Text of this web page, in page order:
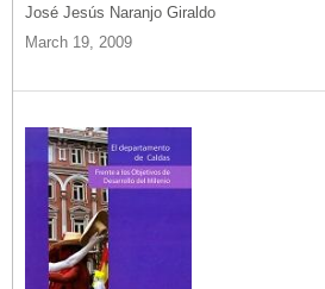
José Jesús Naranjo Giraldo
March 19, 2009